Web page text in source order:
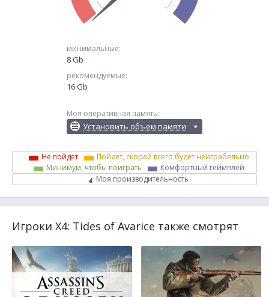
минимальные:
8 Gb
рекомендуемые:
16 Gb
Моя оперативная память:
Установить объем памяти
Не пойдет
Пойдет, скорей всего будет неиграбельно
Минимум, чтобы поиграть
Комфортный геймплей
Моя производительность
Игроки X4: Tides of Avarice также смотрят